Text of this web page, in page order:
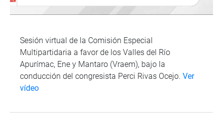
Sesión virtual de la Comisión Especial
Multipartidaria a favor de los Valles del Río
Apurímac, Ene y Mantaro (Vraem), bajo la
conducción del congresista Perci Rivas Ocejo. Ver
vídeo